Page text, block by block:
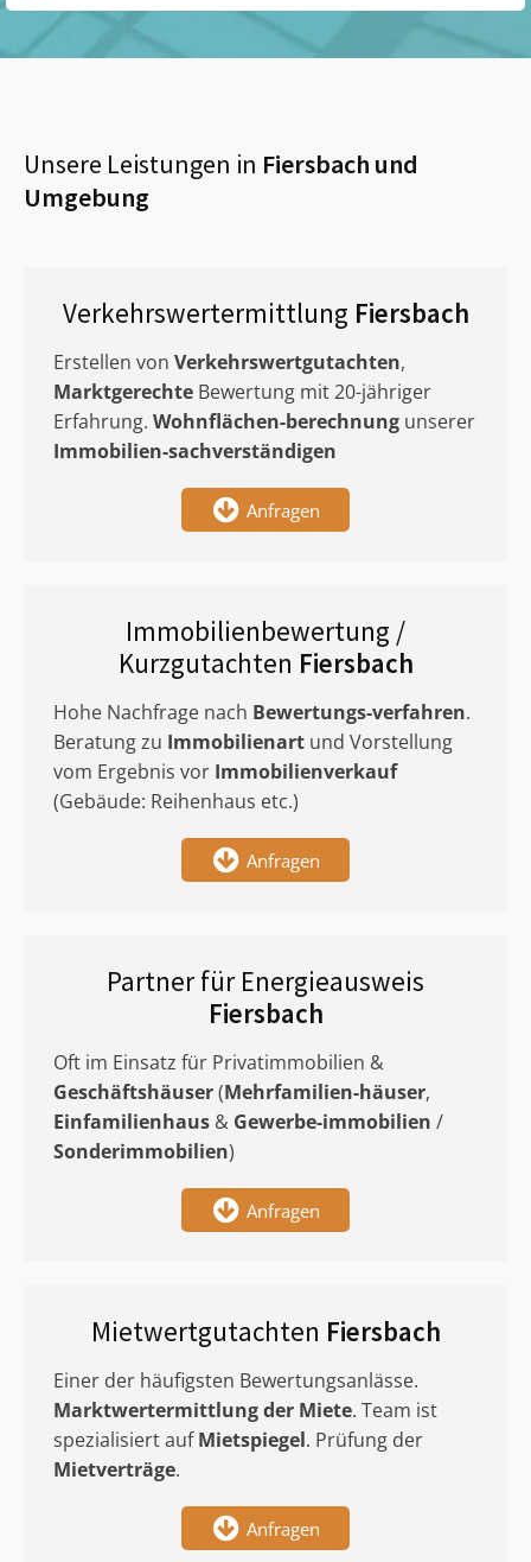
Unsere Leistungen in Fiersbach und
Umgebung
Verkehrswertermittlung Fiersbach
Erstellen von Verkehrswertgutachten,
Marktgerechte Bewertung mit 20-jähriger
Erfahrung. Wohnflächen-berechnung unserer
Immobilien-sachverständigen
Anfragen
Immobilienbewertung /
Kurzgutachten Fiersbach
Hohe Nachfrage nach Bewertungs-verfahren.
Beratung zu Immobilienart und Vorstellung
vom Ergebnis vor Immobilienverkauf
(Gebäude: Reihenhaus etc.)
Anfragen
Partner für Energieausweis
Fiersbach
Oft im Einsatz für Privatimmobilien &
Geschäftshäuser(Mehrfamilien-häuser,
Einfamilienhaus & Gewerbe-immobilien /
Sonderimmobilien)
Anfragen
Mietwertgutachten Fiersbach
Einer der häufigsten Bewertungsanlässe.
Marktwertermittlungder Miete. Team ist
spezialisiert aufMietspiegel. Prüfung der
Mietverträge.
Anfragen